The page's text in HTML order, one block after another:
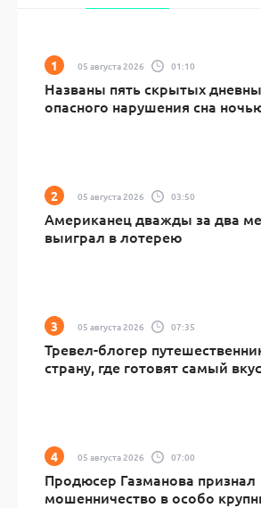
05 августа 2026 01:10
Названы пять скрытых
опасного нарушения сна
05 августа 2026 03:50
Американец дважды за два
выиграл в лотерею
05 августа 2026 07:35
Тревел-блогер
страну, где готовят самый
05 августа 2026 07:00
Продюсер Газманова признал
мошенничество в особо